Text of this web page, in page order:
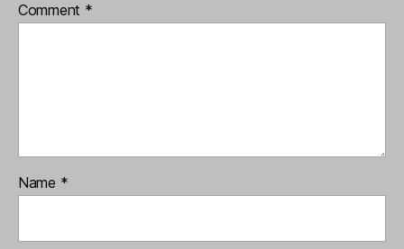
Comment *
Name *